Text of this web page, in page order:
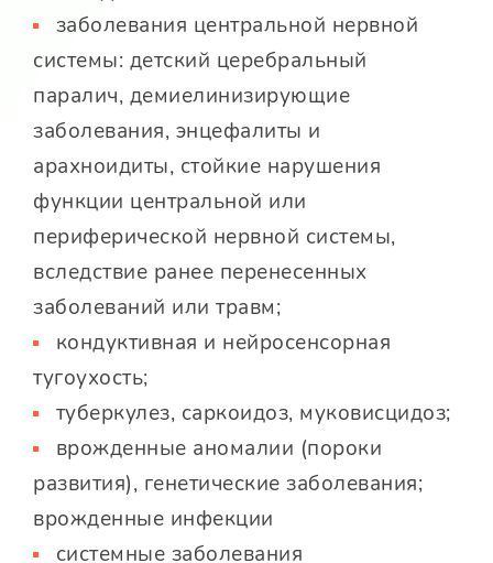
заболевания центральной нервной
системы: детский церебральный
паралич, демиелинизирующие
заболевания, энцефалиты и
арахноидиты, стойкие нарушения
функции центральной или
периферической нервной системы,
вследствие ранее перенесенных
заболеваний или травм;
кондуктивная и нейросенсорная
тугоухость;
туберкулез, саркоидоз, муковисцидоз;
врожденные аномалии (пороки
развития), генетические заболевания;
врожденные инфекции
системные заболевания